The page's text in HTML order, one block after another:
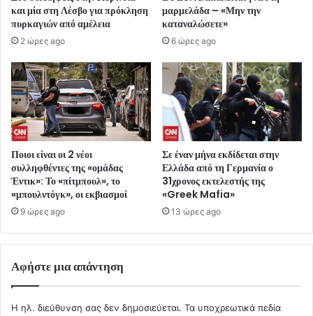
και μία στη Λέσβο για πρόκληση
πυρκαγιών από αμέλεια
2 ώρες ago
μαρμελάδα – «Μην την
καταναλώσετε»
6 ώρες ago
Ποιοι είναι οι 2 νέοι
συλληφθέντες της «ομάδας
Έντικ»: Το «πίτμπουλ», το
«μπουλντόγκ», οι εκβιασμοί
9 ώρες ago
Σε έναν μήνα εκδίδεται στην
Ελλάδα από τη Γερμανία ο
31χρονος εκτελεστής της
«Greek Mafia»
13 ώρες ago
Αφήστε μια απάντηση
Η ηλ. διεύθυνση σας δεν δημοσιεύεται. Τα υποχρεωτικά πεδία